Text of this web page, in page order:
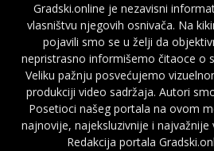
Gradski.online je nezavisni
vlasništvu njegovih osnivača. Na
pojavili smo se u želji da
nepristrasno informišemo čitaoce o
Veliku pažnju posvećujemo
produkciji video sadržaja. Autori
Posetioci našeg portala na ovom
najnovije, najeksluzivnije i najvažnije
Redakcija portala